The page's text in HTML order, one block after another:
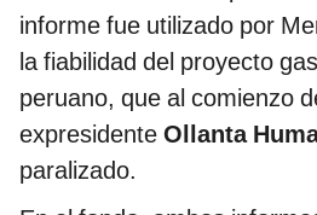
informe fue utilizado por
la fiabilidad del proyecto
peruano, que al comienzo
expresidente Ollanta
paralizado.